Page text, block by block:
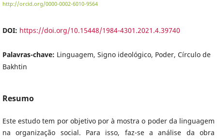
http://orcid.org/0000-0002-6010-9564
DOI: https://doi.org/10.15448/1984-4301.2021.4.39740
Palavras-chave: Linguagem, Signo ideológico, Poder, Círculo de
Bakhtin
Resumo
Este estudo tem por objetivo por à mostra o poder da linguagem
na organização social. Para isso, faz-se a análise da obra